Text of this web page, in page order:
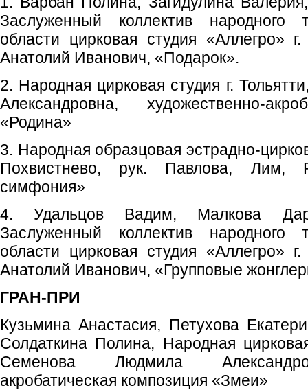
Заслуженный коллектив народного
области цирковая студия «Аллегро»
Анатолий Иванович, «Подарок».
2. Народная цирковая студия г.
Александровна, художественно-
«Родина»
3. Народная образцовая эстрадно-
Похвистнево, рук. Павлова, Лим,
симфония»
4. Удальцов Вадим, Малкова
Заслуженный коллектив народного
области цирковая студия «Аллегро»
Анатолий Иванович, «Групповые
ГРАН-ПРИ
Кузьмина Анастасия, Петухова
Солдаткина Полина, Народная
Семенова Людмила
акробатическая композиция «Змеи»